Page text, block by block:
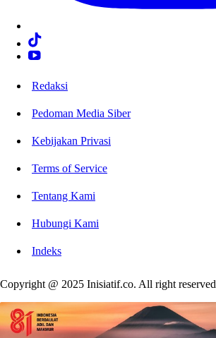
Redaksi
Pedoman Media Siber
Kebijakan Privasi
Terms of Service
Tentang Kami
Hubungi Kami
Indeks
Copyright @ 2025 Inisiatif.co. All right reserved